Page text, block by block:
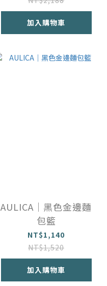
加入購物車
AULICA｜黑色金邊麵
包籃
NT$1,140
NT$1,520
加入購物車